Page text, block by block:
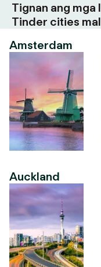
Tignan ang mga
Tinder cities
Amsterdam
Auckland